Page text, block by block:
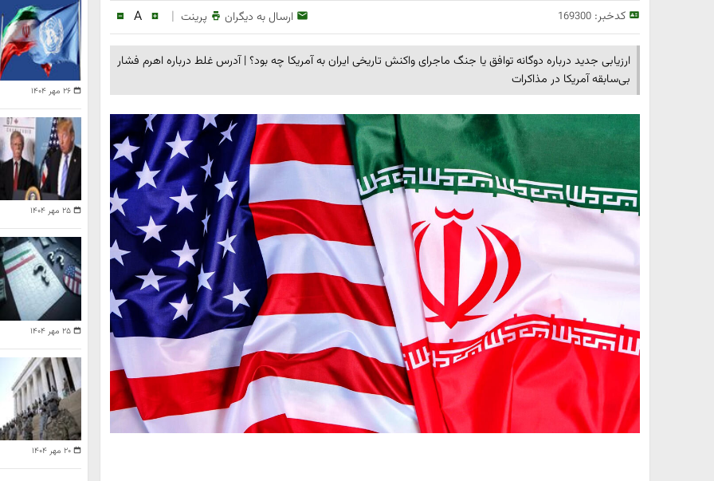
کدخبر:169300 ارسال به دیگران پرینت |
A
ارزیابی جدید درباره دوگانه توافق یا جنگ ماجرای واکنش تاریخی ایران به آمریکا چه بود؟ | آدرس غلط درباره اهرم فشار
بی‌سابقه آمریکا در مذاکرات
۲۶ مهر ۱۴۰۴
۲۵ مهر ۱۴۰۴
۲۵ مهر ۱۴۰۴
۲۰ مهر ۱۴۰۴